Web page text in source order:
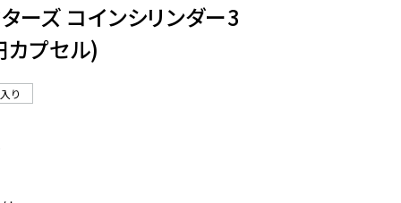
ーズ コインシリンダー3
プセル)
り